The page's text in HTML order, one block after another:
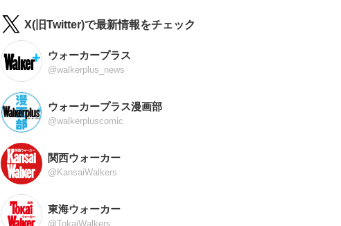
X(旧Twitter)で最新情報をチェック
ウォーカープラス
@walkerplus_news
ウォーカープラス漫画部
@walkerpluscomic
関西ウォーカー
@KansaiWalkers
東海ウォーカー
@TokaiWalkers